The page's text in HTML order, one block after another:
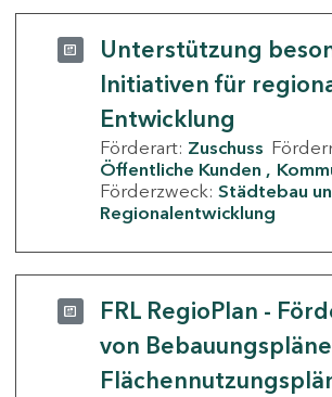
Unterstützung
Initiativen für
Entwicklung
Förderart: Zuschuss
Öffentliche Kunden
Förderzweck: Städtebau
Regionalentwicklung
FRL RegioPlan -
von